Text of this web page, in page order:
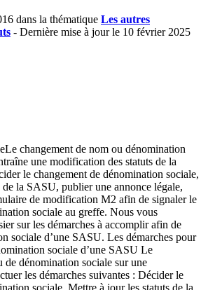
dans la thématique Les autres
- Dernière mise à jour le 10 février 2025
changement de nom ou dénomination
une modification des statuts de la
le changement de dénomination sociale,
de la SASU, publier une annonce légale,
de modification M2 afin de signaler le
sociale au greffe. Nous vous
sur les démarches à accomplir afin de
sociale d’une SASU. Les démarches pour
sociale d’une SASU Le
de dénomination sociale sur une
les démarches suivantes : Décider le
sociale, Mettre à jour les statuts de la